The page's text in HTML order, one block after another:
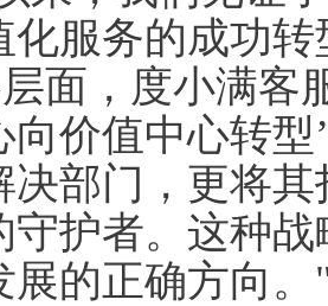
化服务的成功转
面，度小满客
向价值中心转
决部门，更将
守护者。这种
展的正确方向。